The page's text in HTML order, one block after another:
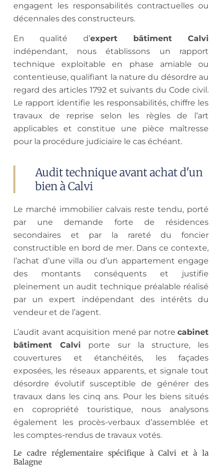
engagent les responsabilités contractuelles ou
décennales des constructeurs.
En qualité d’expert bâtiment Calvi
indépendant, nous établissons un rapport
technique exploitable en phase amiable ou
contentieuse, qualifiant la nature du désordre au
regard des articles 1792 et suivants du Code civil.
Le rapport identifie les responsabilités, chiffre les
travaux de reprise selon les règles de l’art
applicables et constitue une pièce maîtresse
pour la procédure judiciaire le cas échéant.
Audit technique avant achat d'un
bien à Calvi
Le marché immobilier calvais reste tendu, porté
par une demande forte de résidences
secondaires et par la rareté du foncier
constructible en bord de mer. Dans ce contexte,
l’achat d’une villa ou d’un appartement engage
des montants conséquents et justifie
pleinement un audit technique préalable réalisé
par un expert indépendant des intérêts du
vendeur et de l’agent.
L’audit avant acquisition mené par notre cabinet
bâtiment Calvi porte sur la structure, les
couvertures et étanchéités, les façades
exposées, les réseaux apparents, et signale tout
désordre évolutif susceptible de générer des
travaux dans les cinq ans. Pour les biens situés
en copropriété touristique, nous analysons
également les procès-verbaux d’assemblée et
les comptes-rendus de travaux votés.
Le cadre réglementaire spécifique à Calvi et à la
Balagne